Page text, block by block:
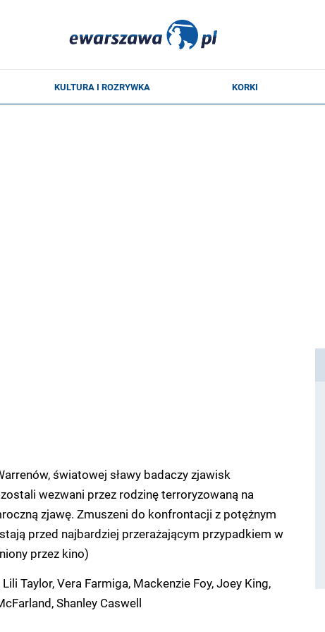
światowej sławy badaczy zjawisk
wezwani przez rodzinę terroryzowaną na
zjawę. Zmuszeni do konfrontacji z potężnym
przed najbardziej przerażającym przypadkiem w
przez kino)
Taylor, Vera Farmiga, Mackenzie Foy, Joey King,
Shanley Caswell